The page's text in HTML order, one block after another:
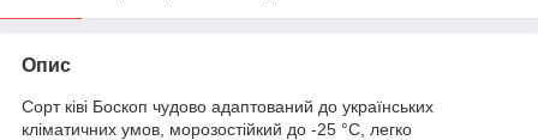
Опис
Сорт ківі Боскоп чудово адаптований до українських
кліматичних умов, морозостійкий до -25 °C, легко